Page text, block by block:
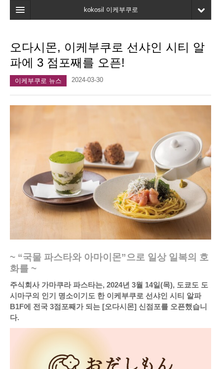
kokosil 이케부쿠로
지도
최신정보
마이페이지
오다시몬, 이케부쿠로 선샤인 시티 알
파에 3 점포째를 오픈!
이케부쿠로 뉴스 2024-03-30
~ “국물 파스타와 아마이몬”으로 일상 일복의 호
화를 ~
주식회사 가마쿠라 파스타는, 2024년 3월 14일(목), 도쿄도 도
시마구의 인기 명소이기도 한 이케부쿠로 선샤인 시티 알파
B1F에 전국 3점포째가 되는 [오다시몬] 신점포를 오픈했습니
다.